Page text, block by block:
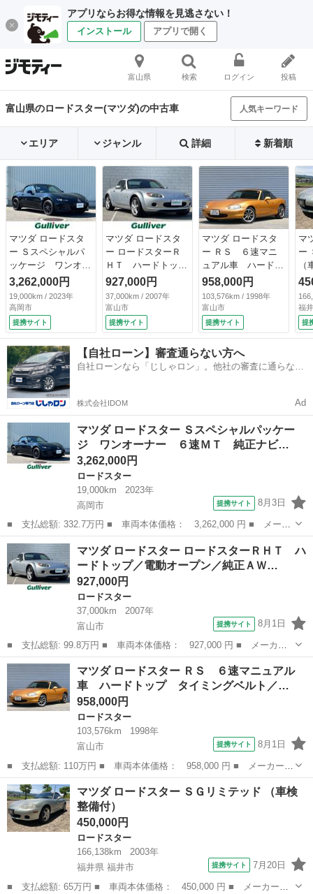
アプリならお得な情報を見逃さない！
インストール アプリで開く
富山県 検索 ログイン 投稿
富山県のロードスター(マツダ)の中古車 人気キーワード
エリア ジャンル 詳細 新着順
マツダ ロードスタ
ー Ｓスペシャルパ
ッケージ ワンオー
ナー ６速ＭＴ 純
正ナビ（ＢＴ／ＡＭ
／ＦＭ） バックカ
メラ レーンキープ
アシスト 衝突被害
軽減ブレーキ レー
ンキープアシスト
オートライト 純正
１６インチＡＷ（サ
マー） スマートキ
3,262,000円
19,000km / 2023年
高岡市
提携サイト
マツダ ロードスタ
ー ロードスターＲ
ＨＴ ハードトップ
／電動オープン／純
正ＡＷ１７インチ／
キーレスエントリー
／エアコン／純正Ｈ
ＤＤナビ／ＴＶ／Ｃ
Ｄ／純正フロアマッ
ト／フォグランプ／
Ｗエアバック／保証
9.8）
927,000円
37,000km / 2007年
富山市
提携サイト
マツダ ロードスタ
ー ＲＳ ６速マニ
ュアル車 ハードト
ップ タイミングベ
ルト／ウォーターポ
ンプ／交換済み 社
外１５インチアルミ
（車検整備付）
958,000円
103,576km / 1998年
富山市
提携サイト
マ
ー
福
提
【自社ローン】審査通らない方へ
自社ローンなら「じしゃロン」。他社の審査に通らなか
株式会社IDOM Ad
マツダ ロードスター Ｓスペシャルパッケー
ジ ワンオーナー ６速ＭＴ 純正ナビ…
3,262,000円
ロードスター
19,000km
2023年
高岡市
提携サイト 8月3日
■ 支払総額: 332.7万円 ■ 車両本体価格： 3,262,000 円 ■ メーカ
ー名： マツダ ■ 車種名： ロードスター ■ グレード名： Ｓス
ペシャルパッケージ ワンオーナー ６速ＭＴ 純正ナビ（ＢＴ／Ａ
Ｍ／ＦＭ...
富山 高岡市 ロードスター
マツダ ロードスター ロードスターＲＨＴ ハ
ードトップ／電動オープン／純正ＡＷ…
927,000円
ロードスター
37,000km
2007年
富山市
提携サイト 8月1日
■ 支払総額: 99.8万円 ■ 車両本体価格： 927,000 円 ■ メーカー
名： マツダ ■ 車種名： ロードスター ■ グレード名： ロード
スターＲＨＴ ハードトップ／電動オープン／純正ＡＷ１７インチ／
キーレスエン...
富山 富山市 ロードスター
マツダ ロードスター ＲＳ ６速マニュアル
車 ハードトップ タイミングベルト／…
958,000円
ロードスター
103,576km
1998年
富山市
提携サイト 8月1日
■ 支払総額: 110万円 ■ 車両本体価格： 958,000 円 ■ メーカー
名： マツダ ■ 車種名： ロードスター ■ グレード名： ＲＳ
６速マニュアル車 ハードトップ タイミングベルト／ウォーターポ
ンプ／交換済み...
富山 富山市 ロードスター
マツダ ロードスター ＳＧリミテッド （車検
整備付）
450,000円
ロードスター
166,138km
2003年
福井県 福井市
提携サイト 7月20日
■ 支払総額: 65万円 ■ 車両本体価格： 450,000 円 ■ メーカー